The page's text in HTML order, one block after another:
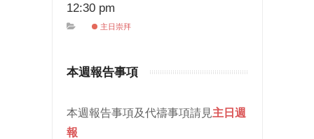
12:30 pm
主日崇拜
本週報告事項
本週報告事項及代禱事項請見主日週
報